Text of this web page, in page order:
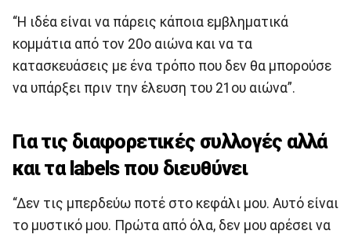
“H ιδέα είναι να πάρεις κάποια εμβληματικά
κομμάτια από τον 20ο αιώνα και να τα
κατασκευάσεις με ένα τρόπο που δεν θα μπορούσε
να υπάρξει πριν την έλευση του 21ου αιώνα”.
Για τις διαφορετικές συλλογές αλλά
και τα labels που διευθύνει
“Δεν τις μπερδεύω ποτέ στο κεφάλι μου. Αυτό είναι
το μυστικό μου. Πρώτα από όλα, δεν μου αρέσει να